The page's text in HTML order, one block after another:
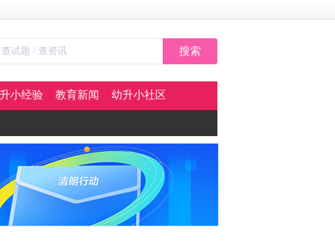
搜索
小经验 教育新闻 幼升小社区